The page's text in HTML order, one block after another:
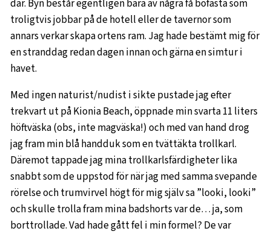
där. Byn består egentligen bara av några få bofasta som
troligtvis jobbar på de hotell eller de tavernor som
annars verkar skapa ortens ram. Jag hade bestämt mig för
en stranddag redan dagen innan och gärna en simtur i
havet.
Med ingen naturist/nudist i sikte pustade jag efter
trekvart ut på Kionia Beach, öppnade min svarta 11 liters
höftväska (obs, inte magväska!) och med van hand drog
jag fram min blå handduk som en tvättäkta trollkarl.
Däremot tappade jag mina trollkarlsfärdigheter lika
snabbt som de uppstod för när jag med samma svepande
rörelse och trumvirvel högt för mig själv sa ”looki, looki”
och skulle trolla fram mina badshorts var de… ja, som
borttrollade. Vad hade gått fel i min formel? De var